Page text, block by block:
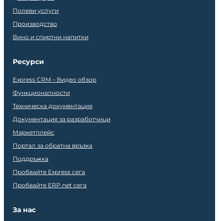
Полеви услуги
Производство
Вино и спиртни напитки
Ресурси
Express CRM – Видео обзор
Функционалности
Техническа документация
Документация за разработчици
Маркетплейс
Портал за обратна връзка
Поддръжка
Пробвайте Express сега
Пробвайте ERP.net сега
За нас